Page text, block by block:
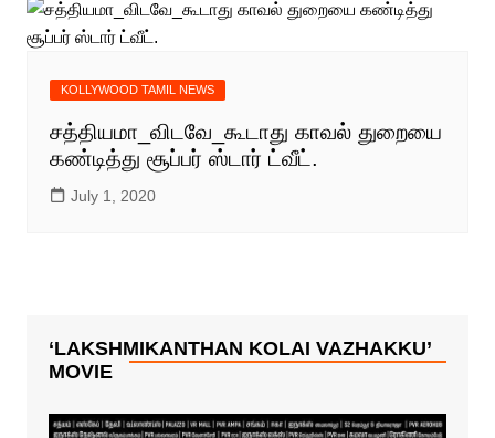
KOLLYWOOD TAMIL NEWS
சத்தியமா_விடவே_கூடாது காவல் துறையை
கண்டித்து சூப்பர் ஸ்டார் ட்வீட்.
July 1, 2020
‘LAKSHMIKANTHAN KOLAI VAZHAKKU’
MOVIE